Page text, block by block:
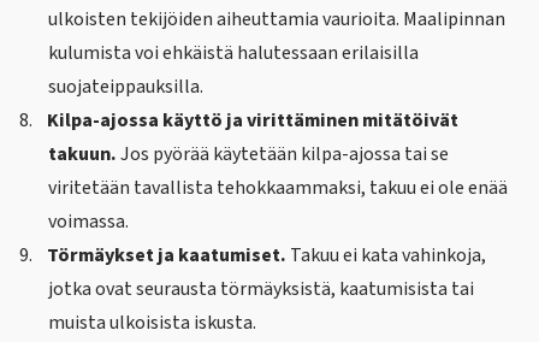
ulkoisten tekijöiden aiheuttamia vaurioita. Maalipinnan
kulumista voi ehkäistä halutessaan erilaisilla
suojateippauksilla.
8.
Kilpa-ajossa käyttö ja virittäminen mitätöivät
takuun.Jos pyörää käytetään kilpa-ajossa tai se
viritetään tavallista tehokkaammaksi, takuu ei ole enää
voimassa.
9.
Törmäykset ja kaatumiset. Takuu ei kata vahinkoja,
jotka ovat seurausta törmäyksistä, kaatumisista tai
muista ulkoisista iskusta.